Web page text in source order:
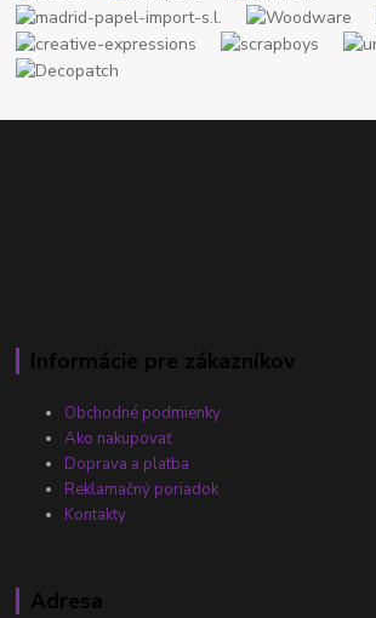
Informácie pre zákazníkov
Obchodné podmienky
Ako nakupovať
Doprava a platba
Reklamačný poriadok
Kontakty
Adresa